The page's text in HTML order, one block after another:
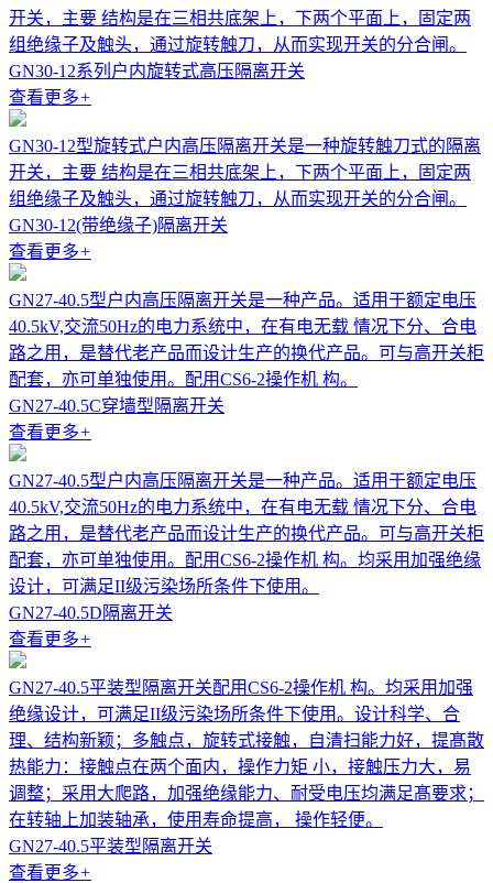
开关，主要 结构是在三相共底架上，下两个平面上，固定两
组绝缘子及触头，通过旋转触刀，从而实现开关的分合闸。
GN30-12系列户内旋转式高压隔离开关
查看更多+
GN30-12型旋转式户内高压隔离开关是一种旋转触刀式的隔离
开关，主要 结构是在三相共底架上，下两个平面上，固定两
组绝缘子及触头，通过旋转触刀，从而实现开关的分合闸。
GN30-12(带绝缘子)隔离开关
查看更多+
GN27-40.5型户内高压隔离开关是一种产品。适用于额定电压
40.5kV,交流50Hz的电力系统中，在有电无载 情况下分、合电
路之用，是替代老产品而设计生产的换代产品。可与高开关柜
配套，亦可单独使用。配用CS6-2操作机 构。
GN27-40.5C穿墙型隔离开关
查看更多+
GN27-40.5型户内高压隔离开关是一种产品。适用于额定电压
40.5kV,交流50Hz的电力系统中，在有电无载 情况下分、合电
路之用，是替代老产品而设计生产的换代产品。可与高开关柜
配套，亦可单独使用。配用CS6-2操作机 构。均采用加强绝缘
设计，可满足II级污染场所条件下使用。
GN27-40.5D隔离开关
查看更多+
GN27-40.5平装型隔离开关配用CS6-2操作机 构。均采用加强
绝缘设计，可满足II级污染场所条件下使用。设计科学、合
理、结构新颖；多触点，旋转式接触，自清扫能力好，提髙散
热能力：接触点在两个面内，操作力矩 小，接触压力大，易
调整；采用大爬路，加强绝缘能力、耐受电压均满足髙要求；
在转轴上加装轴承，使用寿命提高， 操作轻便。
GN27-40.5平装型隔离开关
查看更多+